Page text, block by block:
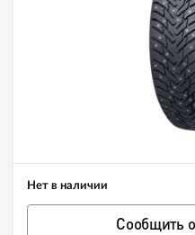
Нет в наличии
Сообщить